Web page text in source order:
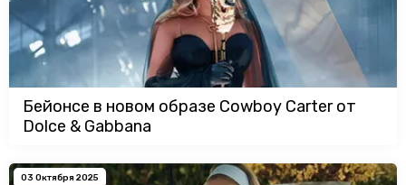
Бейонсе в новом образе Cowboy Carter от
Dolce & Gabbana
03 Октября 2025